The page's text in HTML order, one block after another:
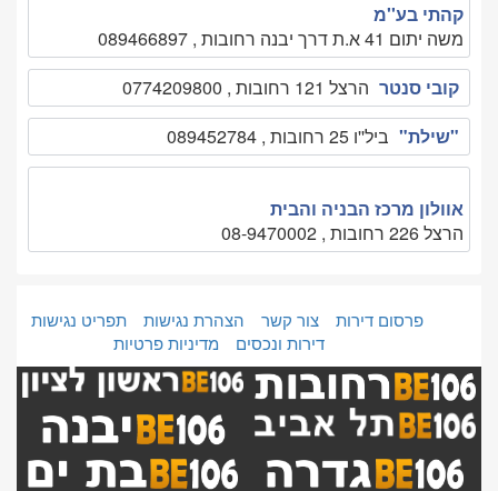
קהתי בע''מ
משה יתום 41 א.ת דרך יבנה רחובות , 089466897
קובי סנטר הרצל 121 רחובות , 0774209800
"שילת" ביל''ו 25 רחובות , 089452784
אוולון מרכז הבניה והבית
הרצל 226 רחובות , 08-9470002
פרסום דירות צור קשר הצהרת נגישות
תפריט נגישות
דירות ונכסים
מדיניות פרטיות